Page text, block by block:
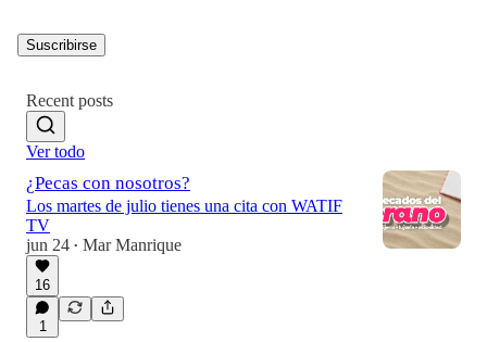
Suscribirse
Recent posts
Ver todo
¿Pecas con nosotros?
Los martes de julio tienes una cita con WATIF
TV
jun 24 • Mar Manrique
16
1